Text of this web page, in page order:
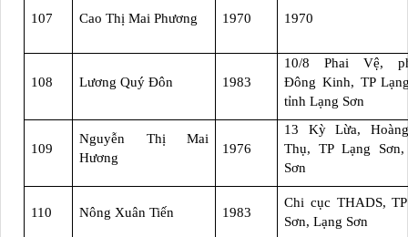
107 Cao Thị Mai Phương 1970 1970
108 Lương Quý Đôn 1983
10/8 Phai Vệ,
Đông Kinh, TP
tỉnh Lạng Sơn
109
Nguyễn Thị Mai
Hương
1976
13 Kỳ Lừa,
Thụ, TP Lạng
Sơn
110 Nông Xuân Tiến 1983
Chi cục THADS,
Sơn, Lạng Sơn